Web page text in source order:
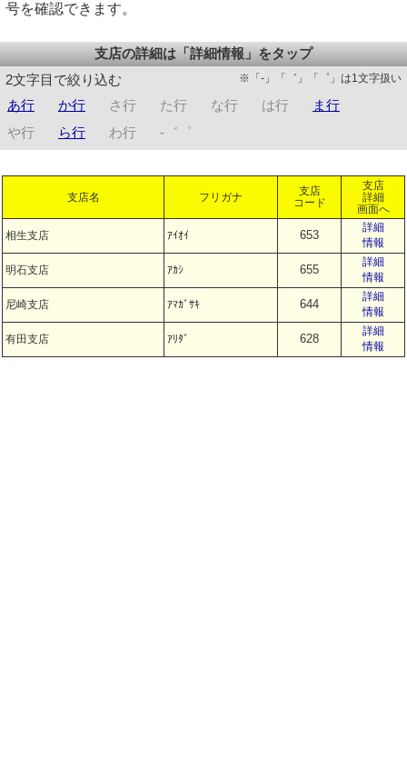
号を確認できます。
支店の詳細は「詳細情報」をタップ
2文字目で絞り込む
※「-」「゛」「゜」は1文字扱い
あ行 か行 さ行 た行 な行 は行
ま行
や行
ら行 わ行 -゛゜
支店名 フリガナ
支店
コード
支店
詳細
画面へ
相生支店 ｱｲｵｲ 653
詳細
情報
明石支店 ｱｶｼ 655
詳細
情報
尼崎支店 ｱﾏｶﾞｻｷ 644
詳細
情報
有田支店 ｱﾘﾀﾞ 628
詳細
情報